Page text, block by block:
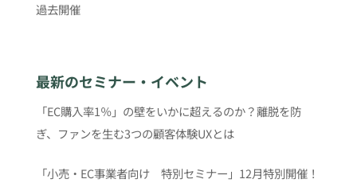
過去開催
最新のセミナー・イベント
「EC購入率1％」の壁をいかに超えるのか？離脱を防
ぎ、ファンを生む3つの顧客体験UXとは
「小売・EC事業者向け 特別セミナー」12月特別開催！